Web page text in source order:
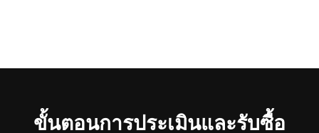
ขั้นตอนการประเมินและรับซื้อ